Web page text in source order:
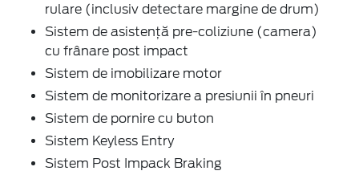
rulare (inclusiv detectare margine de drum)
Sistem de asistenţă pre-coliziune (camera)
cu frânare post impact
Sistem de imobilizare motor
Sistem de monitorizare a presiunii în pneuri
Sistem de pornire cu buton
Sistem Keyless Entry
Sistem Post Impack Braking